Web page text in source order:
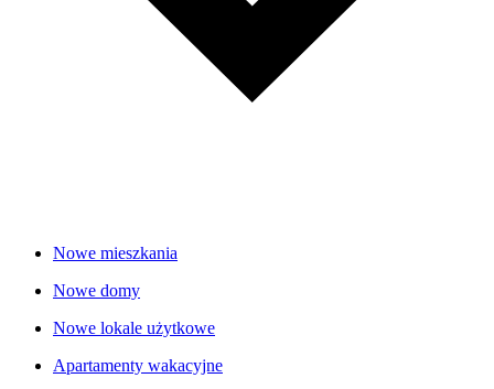
Nowe mieszkania
Nowe domy
Nowe lokale użytkowe
Apartamenty wakacyjne